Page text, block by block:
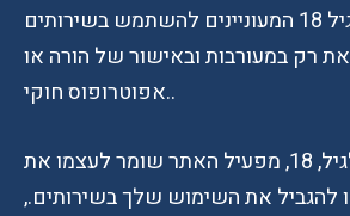
צעירים מתחת לגיל 18 המעוניינים להשתמש בשירותים
רק במעורבות ובאישור של הורה או
אפוטרופוס חוקי..
אם הנך מעל לגיל, 18, מפעיל האתר שומר לעצמו את
להגביל את השימוש שלך בשירותים.,